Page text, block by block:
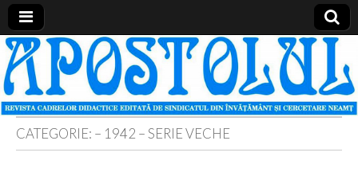
Apostolul
Revista
cadrelor
didactice
din
judetul
Neamt
CATEGORIE: – 1942 – SERIE VECHE